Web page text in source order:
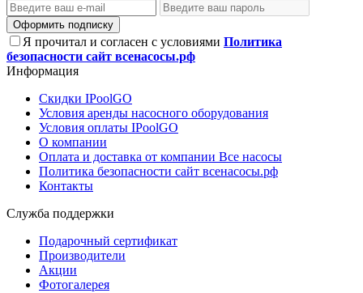
Оформить подписку
Я прочитал и согласен с условиями Политика
безопасности сайт всенасосы.рф
Информация
Скидки IPoolGO
Условия аренды насосного оборудования
Условия оплаты IPoolGO
О компании
Оплата и доставка от компании Все насосы
Политика безопасности сайт всенасосы.рф
Контакты
Служба поддержки
Подарочный сертификат
Производители
Акции
Фотогалерея